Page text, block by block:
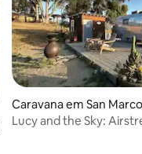
média de 4,93 em 5
Caravana em San
Lucy and the Sky: